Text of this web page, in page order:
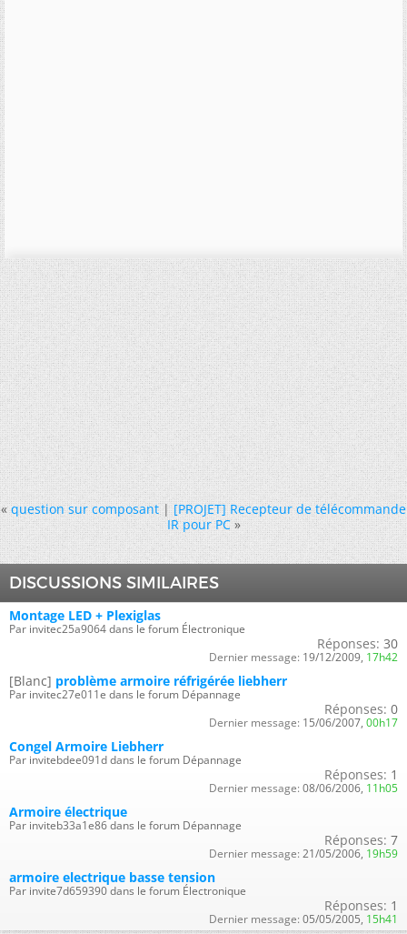
« question sur composant|[PROJET] Recepteur de télécommande
IR pour PC »
DISCUSSIONS SIMILAIRES
Montage LED + Plexiglas
Par invitec25a9064 dans le forum Électronique
Réponses: 30
Dernier message: 19/12/2009, 17h42
[Blanc] problème armoire réfrigérée liebherr
Par invitec27e011e dans le forum Dépannage
Réponses: 0
Dernier message: 15/06/2007, 00h17
Congel Armoire Liebherr
Par invitebdee091d dans le forum Dépannage
Réponses: 1
Dernier message: 08/06/2006, 11h05
Armoire électrique
Par inviteb33a1e86 dans le forum Dépannage
Réponses: 7
Dernier message: 21/05/2006, 19h59
armoire electrique basse tension
Par invite7d659390 dans le forum Électronique
Réponses: 1
Dernier message: 05/05/2005, 15h41